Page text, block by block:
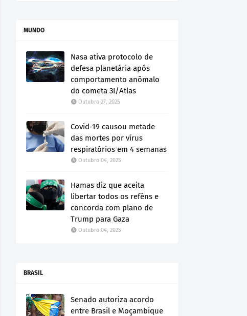
MUNDO
Nasa ativa protocolo de
defesa planetária após
comportamento anômalo
do cometa 3I/Atlas
Outubro 27, 2025
Covid-19 causou metade
das mortes por vírus
respiratórios em 4 semanas
Outubro 04, 2025
Hamas diz que aceita
libertar todos os reféns e
concorda com plano de
Trump para Gaza
Outubro 04, 2025
BRASIL
Senado autoriza acordo
entre Brasil e Moçambique